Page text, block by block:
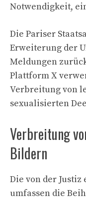
Notwendigkeit,
Die Pariser
Erweiterung der
Meldungen
Plattform X
Verbreitung von
sexualisierten
Verbreitung
Bildern
Die von der
umfassen die